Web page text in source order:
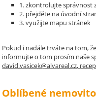
1. zkontrolujte správnost
2. přejděte na úvodní
3. využijte mapu stránek
Pokud i nadále trváte na tom,
informujte o tom prosím naše
david.vasicek@alvareal.cz,
Oblíbené